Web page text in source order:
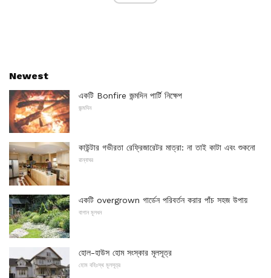
Newest
একটি Bonfire জন্মদিন পার্টি নিক্ষেপ
জন্মদিন
কাউন্টার গভীরতা রেফ্রিজারেটর মাত্রা: না তাই কাটা এবং শুকনো
রান্নাঘর
একটি overgrown গার্ডেন পরিবর্তন করার পাঁচ সহজ উপায়
বাগান মূলধন
হোল-হাউস হোম সংস্কার মূলসূত্র
হোম বহিঃস্থ মূলসূত্র